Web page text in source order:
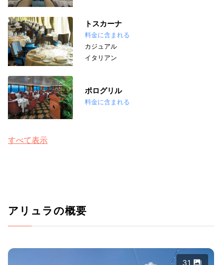
トスカーナ
料金に含まれる
カジュアル
イタリアン
ポログリル
料金に含まれる
すべて表示
アリュラの概要
31